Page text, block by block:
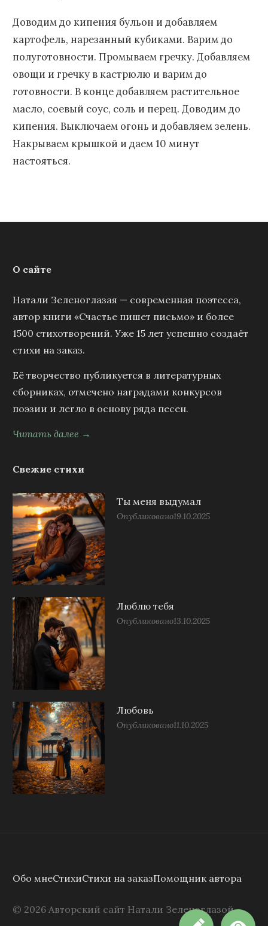
Доводим до кипения бульон и добавляем
картофель, нарезанный кубиками. Варим до
полуготовности. Промываем гречку. Добавляем
овощи и гречку в кастрюлю и варим до
готовности. В конце добавляем растительное
масло, соевый соус, соль и перец. Доводим до
кипения. Выключаем огонь и добавляем зелень.
Накрываем крышкой и даем 10 минут
настояться.
О сайте
Натали Зеленоглазая — современная поэтесса,
автор книги «Счастье пишет письмо» и более
1500 стихотворений. Уже 15 лет успешно создаёт
стихи на заказ.
Её творчество публикуется в литературных
сборниках, отмечено наградами конкурсов
поэзии и легло в основу ряда песен.
Читать далее →
Свежие стихи
Ты меня выдумал
Опубликовано19.10.2025
Люблю тебя
Опубликовано13.10.2025
Любовь
Опубликовано11.10.2025
Обо мнеСтихиСтихи на заказПомощник автора
© 2026 Авторский сайт Натали Зеленоглазой